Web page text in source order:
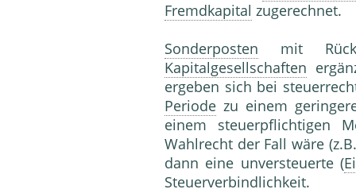
Fremdkapital zugerechnet.
Sonderposten mit
Kapitalgesellschaften
ergeben sich bei
Periode zu einem
einem steuerpflichtigen
Wahlrecht der Fall wäre
dann eine unversteuerte (
Steuerverbindlichkeit.